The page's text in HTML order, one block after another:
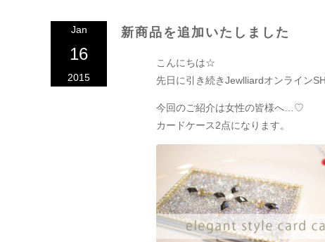
新商品を追加いたしました
Jan
16
2015
こんにちは☆
先日に引き続きJewlliardオンライン
今回のご紹介は女性の皆様へ…♡
カードケース2点になります。